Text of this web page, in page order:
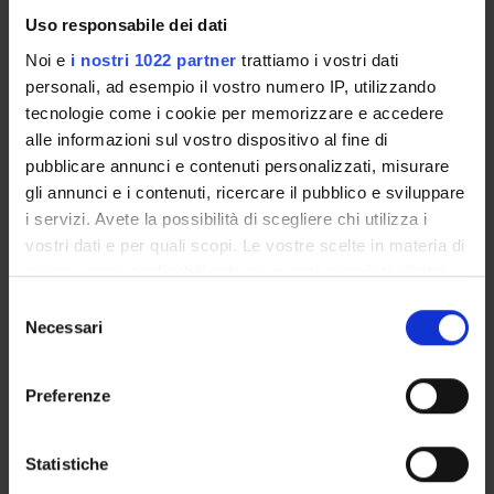
Uso responsabile dei dati
Noi e i nostri 1022 partner trattiamo i vostri dati
personali, ad esempio il vostro numero IP, utilizzando
tecnologie come i cookie per memorizzare e accedere
alle informazioni sul vostro dispositivo al fine di
pubblicare annunci e contenuti personalizzati, misurare
gli annunci e i contenuti, ricercare il pubblico e sviluppare
i servizi. Avete la possibilità di scegliere chi utilizza i
vostri dati e per quali scopi. Le vostre scelte in materia di
privacy sono applicabili solo su questa proprietà digitale
modificare o revocare il proprio consenso in qualsiasi
momento dalla Dichiarazione sui cookie o facendo clic
raccogliere informazioni sulla tua posizione
geografica, con un'approssimazione di qualche
delNecessari
Preferenze
Statistiche
Michele Fiorini
Salvatore Monaco
Collaboratore alla ricerca - Tecnico di Laboratorio
Gianluigi Zanusso
Professore associato
COLLABORATORI ESTERNI
Azienda Ospedaliera Verona Dirigente medico